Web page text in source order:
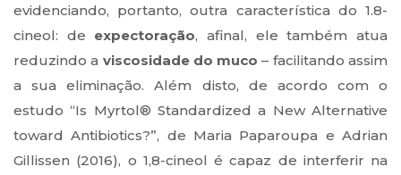
evidenciando, portanto, outra característica do 1.8-
cineol: de expectoração, afinal, ele também atua
reduzindo a viscosidade do muco – facilitando assim
a sua eliminação. Além disto, de acordo com o
estudo “Is Myrtol® Standardized a New Alternative
toward Antibiotics?”, de Maria Paparoupa e Adrian
Gillissen (2016), o 1,8-cineol é capaz de interferir na